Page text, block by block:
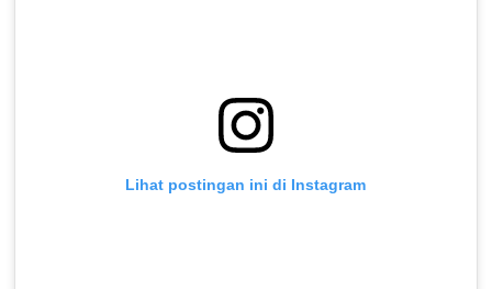
Lihat postingan ini di Instagram